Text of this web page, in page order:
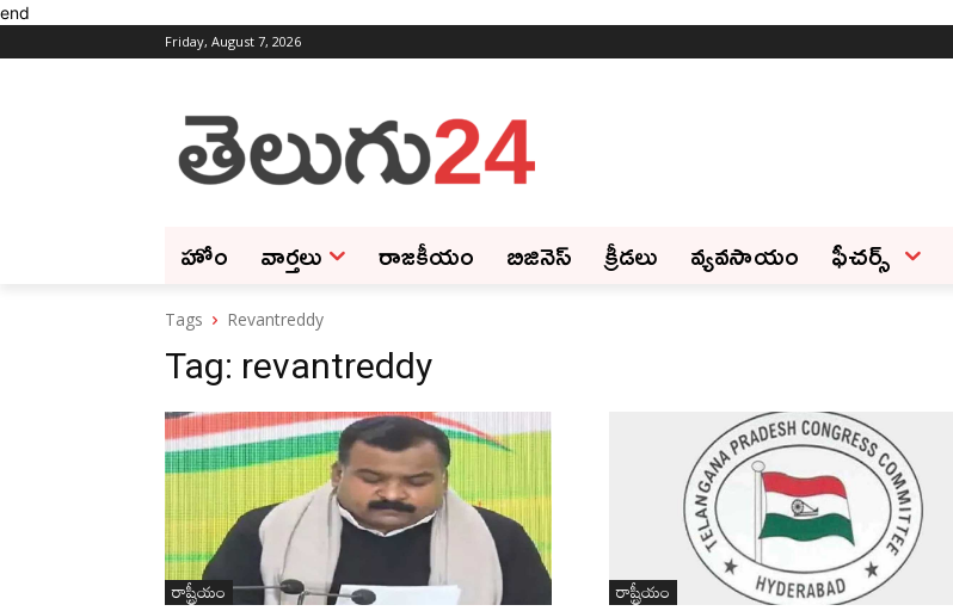
end
Friday, August 7, 2026
హోం వార్తలు రాజకీయం బిజినెస్‌ క్రీడలు వ్యవసాయం ఫీచ‌ర్స్ ‌
Tags Revantreddy
Tag: revantreddy
రాష్ట్రీయం రాష్ట్రీయం